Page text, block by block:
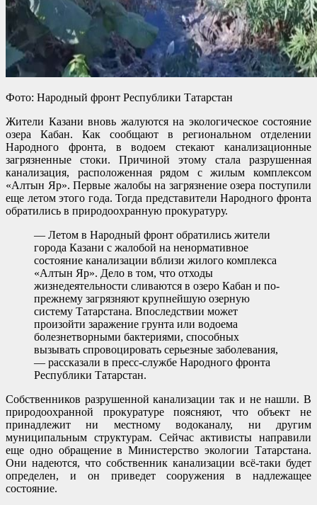
Фото: Народный фронт Республики Татарстан
Жители Казани вновь жалуются на экологическое состояние
озера Кабан. Как сообщают в региональном отделении
Народного фронта, в водоем стекают канализационные
загрязненные стоки. Причиной этому стала разрушенная
канализация, расположенная рядом с жилым комплексом
«Алтын Яр». Первые жалобы на загрязнение озера поступили
еще летом этого года. Тогда представители Народного фронта
обратились в природоохранную прокуратуру.
— Летом в Народный фронт обратились жители
города Казани с жалобой на ненормативное
состояние канализации вблизи жилого комплекса
«Алтын Яр». Дело в том, что отходы
жизнедеятельности сливаются в озеро Кабан и по-
прежнему загрязняют крупнейшую озерную
систему Татарстана. Впоследствии может
произойти заражение грунта или водоема
болезнетворными бактериями, способных
вызывать спровоцировать серьезные заболевания,
— рассказали в пресс-службе Народного фронта
Республики Татарстан.
Собственников разрушенной канализации так и не нашли. В
природоохранной прокуратуре поясняют, что объект не
принадлежит ни местному водоканалу, ни другим
муниципальным структурам. Сейчас активисты направили
еще одно обращение в Министерство экологии Татарстана.
Они надеются, что собственник канализации всё-таки будет
определен, и он приведет сооружения в надлежащее
состояние.